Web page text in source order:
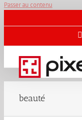
Passer au contenu
beauté